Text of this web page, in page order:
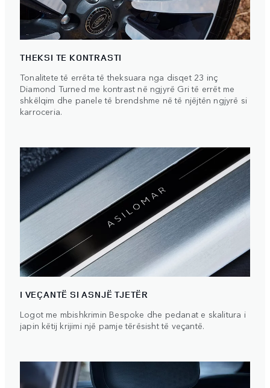
THEKSI TE KONTRASTI
Tonalitete të errëta të theksuara nga disqet 23 inç
Diamond Turned me kontrast në ngjyrë Gri të errët me
shkëlqim dhe panele të brendshme në të njëjtën ngjyrë si
karroceria.
I VEÇANTË SI ASNJË TJETËR
Logot me mbishkrimin Bespoke dhe pedanat e skalitura i
japin këtij krijimi një pamje tërësisht të veçantë.